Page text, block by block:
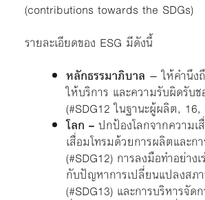
(contributions towards the SDGs)
รายละเอียดของ ESG มีดังนี้
หลักธรรมาภิบาล – ให้คำนึง
ให้บริการ และความรับผิดรับ
(#SDG12 ในฐานะผู้ผลิต, 16,
โลก – ปกป้องโลกจากความเ
เสื่อมโทรมด้วยการผลิตและก
(#SDG12) การลงมือทำอย่าง
กับปัญหาการเปลี่ยนแปลงสภ
(#SDG13) และการบริหารจัด